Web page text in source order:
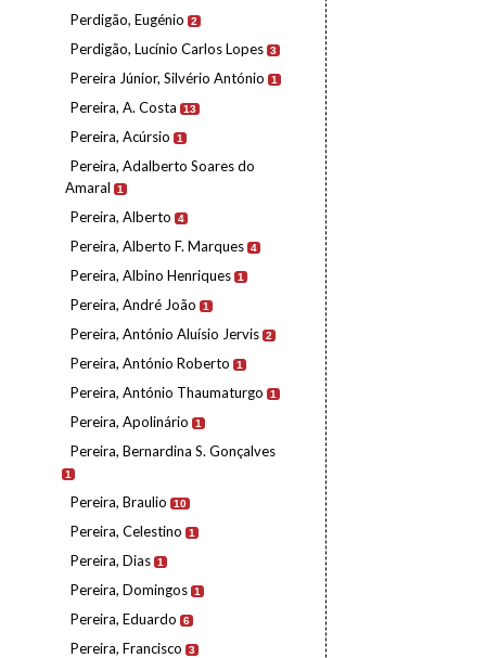
Perdigão, Eugénio 2
Perdigão, Lucínio Carlos Lopes 3
Pereira Júnior, Silvério António 1
Pereira, A. Costa 13
Pereira, Acúrsio 1
Pereira, Adalberto Soares do
Amaral
1
Pereira, Alberto 4
Pereira, Alberto F. Marques 4
Pereira, Albino Henriques 1
Pereira, André João 1
Pereira, António Aluísio Jervis 2
Pereira, António Roberto 1
Pereira, António Thaumaturgo 1
Pereira, Apolinário 1
Pereira, Bernardina S. Gonçalves
1
Pereira, Braulio 10
Pereira, Celestino 1
Pereira, Dias 1
Pereira, Domingos 1
Pereira, Eduardo 6
Pereira, Francisco 3